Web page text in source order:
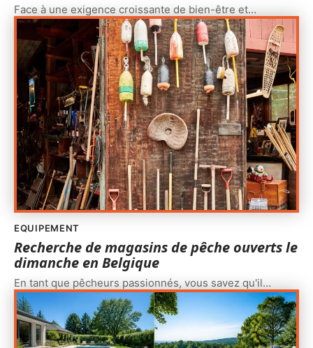
Face à une exigence croissante de bien-être et…
EQUIPEMENT
Recherche de magasins de pêche ouverts le
dimanche en Belgique
En tant que pêcheurs passionnés, vous savez qu'il…